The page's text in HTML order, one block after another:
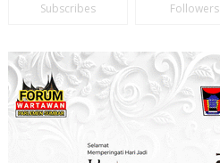
Subscribes Followers